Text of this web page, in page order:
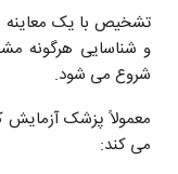
تشخیص با یک معاینه
و شناسایی هرگونه
شروع می ‌شود.
معمولاً پزشک آزمایش
می ‌کند: